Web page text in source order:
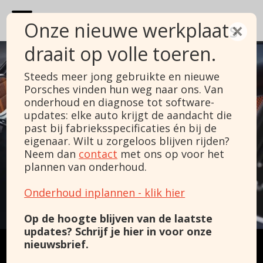
Het dashboard
×
Onze nieuwe werkplaats
draait op volle toeren.
Steeds meer jong gebruikte en nieuwe
Porsches vinden hun weg naar ons. Van
onderhoud en diagnose tot software-
updates: elke auto krijgt de aandacht die
past bij fabrieksspecificaties én bij de
eigenaar. Wilt u zorgeloos blijven rijden?
Neem dan contact met ons op voor het
plannen van onderhoud.
Onderhoud inplannen - klik hier
Op de hoogte blijven van de laatste
updates? Schrijf je hier in voor onze
nieuwsbrief.